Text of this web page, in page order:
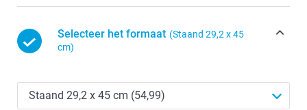
Selecteer het formaat (Staand 29,2 x 45
cm)